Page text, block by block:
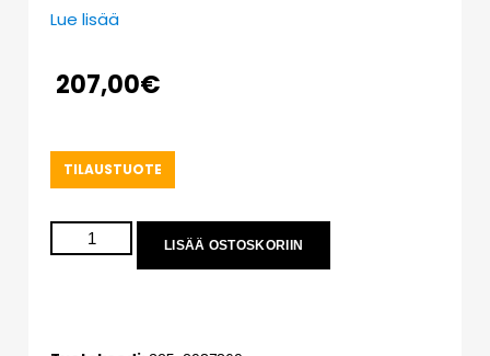
Lue lisää
207,00€
TILAUSTUOTE
LISÄÄ OSTOSKORIIN